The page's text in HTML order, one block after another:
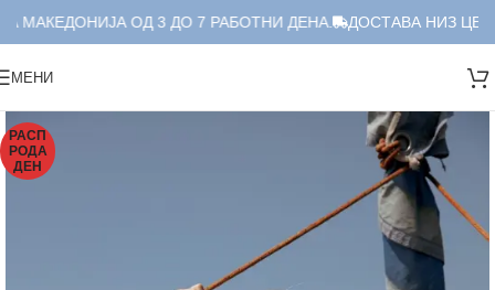
МАКЕДОНИЈА ОД 3 ДО 7 РАБОТНИ ДЕНА. ДОСТАВА НИЗ
МЕНИ
РАСП
РОДА
ДЕН